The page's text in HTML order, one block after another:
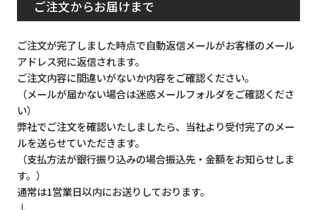
ご注文からお届けまで
ご注文が完了しました時点で自動返信メールがお客様のメール
アドレス宛に返信されます。
ご注文内容に間違いがないか内容をご確認ください。
（メールが届かない場合は迷惑メールフォルダをご確認くださ
い）
弊社でご注文を確認いたしましたら、当社より受付完了のメー
ルを送らせていただきます。
（支払方法が銀行振り込みの場合振込先・金額をお知らせしま
す。）
通常は1営業日以内にお送りしております。